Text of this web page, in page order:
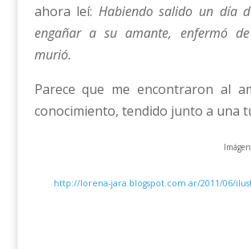
ahora leí: Habiendo salido un día
engañar a su amante, enfermó
murió.
Parece que me encontraron al
conocimiento, tendido junto a una
http://lorena-jara.blogspot.com.ar/2011/06/